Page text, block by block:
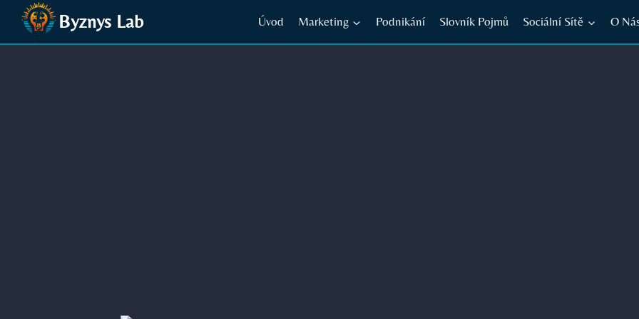
Přeskočit
obsah
Byznys Lab Úvod Marketing Podnikání Slovník Pojmů Sociální Sítě O